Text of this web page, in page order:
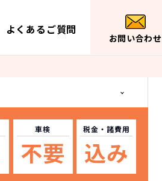
よくあるご質問
お問い合わせ
車検
不要
税金 ・諸費用
込み